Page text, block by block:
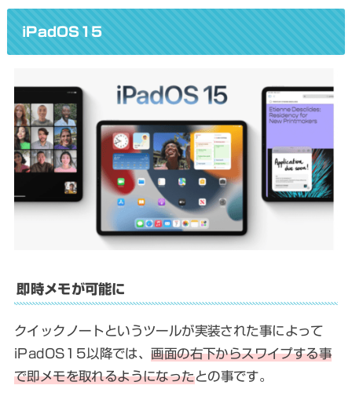
iPadOS15
即時メモが可能に
クイックノートというツールが実装された事によって
iPadOS15以降では、画面の右下からスワイプする事
で即メモを取れるようになったとの事です。